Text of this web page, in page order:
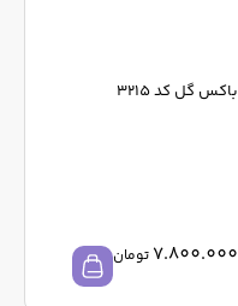
باکس گل کد 3215
7.800.000 تومان